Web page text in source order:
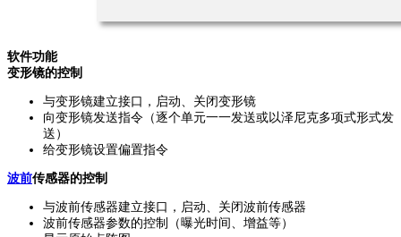
软件功能
变形镜的控制
与变形镜建立接口，启动、关闭变形镜
向变形镜发送指令（逐个单元一一发送或以泽尼克多项式形式发
送）
给变形镜设置偏置指令
波前传感器的控制
与波前传感器建立接口，启动、关闭波前传感器
波前传感器参数的控制（曝光时间、增益等）